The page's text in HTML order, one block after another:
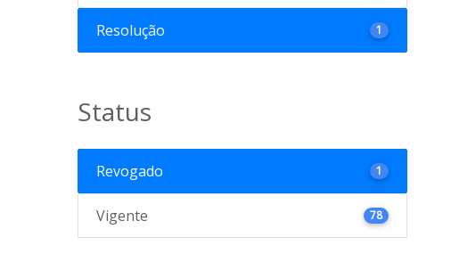
Resolução 1
Status
Revogado 1
Vigente 78